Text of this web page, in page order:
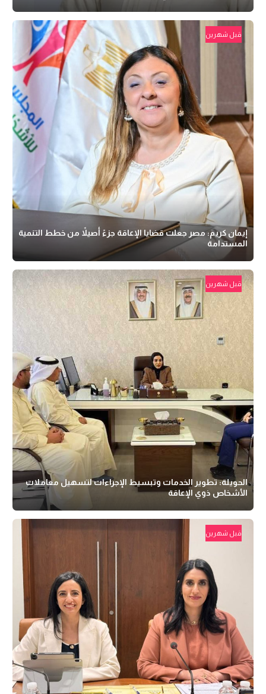
قبل شهرين
إيمان كريم: مصر جعلت قضايا الإعاقة جزءً أصيلاً من خطط التنمية
المستدامة
قبل شهرين
الحويلة: تطوير الخدمات وتبسيط الإجراءات لتسهيل معاملات
الأشخاص ذوي الإعاقة
قبل شهرين